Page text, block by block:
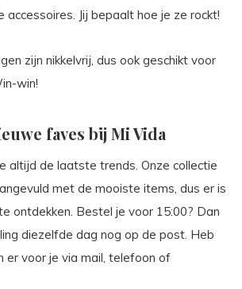
accessoires. Jij bepaalt hoe je ze rockt!
zijn nikkelvrij, dus ook geschikt voor
win!
faves bij Mi Vida
altijd de laatste trends. Onze collectie
met de mooiste items, dus er is
ontdekken. Bestel je voor 15:00? Dan
diezelfde dag nog op de post. Heb
er voor je via mail, telefoon of